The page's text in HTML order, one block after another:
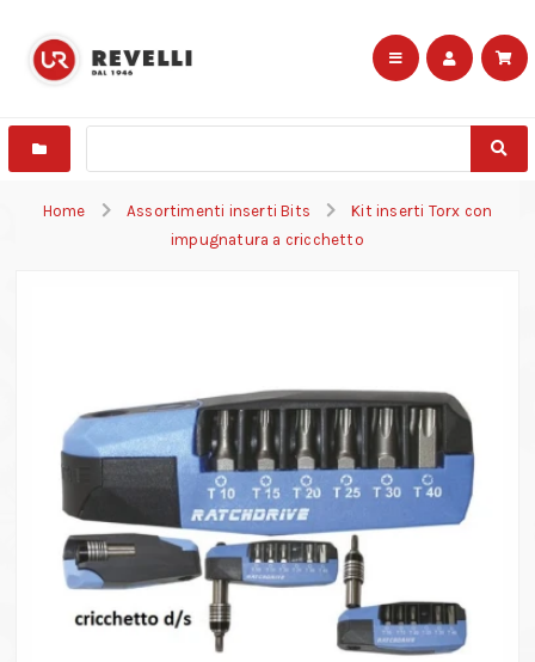
Home Assortimenti inserti Bits
Kit inserti Torx con
impugnatura a cricchetto